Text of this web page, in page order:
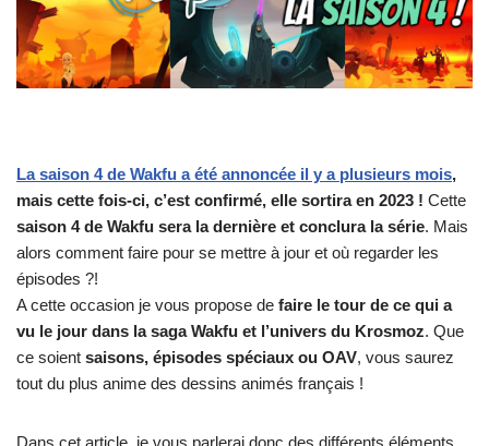
La saison 4 de Wakfu a été annoncée il y a plusieurs mois,
mais cette fois-ci, c’est confirmé, elle sortira en 2023 ! Cette
saison 4 de Wakfu sera la dernière et conclura la série. Mais
alors comment faire pour se mettre à jour et où regarder les
épisodes ?!
A cette occasion je vous propose de faire le tour de ce qui a
vu le jour dans la saga Wakfu et l’univers du Krosmoz. Que
ce soient saisons, épisodes spéciaux ou OAV, vous saurez
tout du plus anime des dessins animés français !